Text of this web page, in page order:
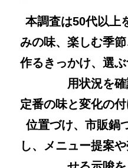
本調査は50代以上
みの味、楽しむ季節
作るきっかけ、選
用状況を確
定番の味と変化の
位置づけ、市販鍋
し、メニュー提案